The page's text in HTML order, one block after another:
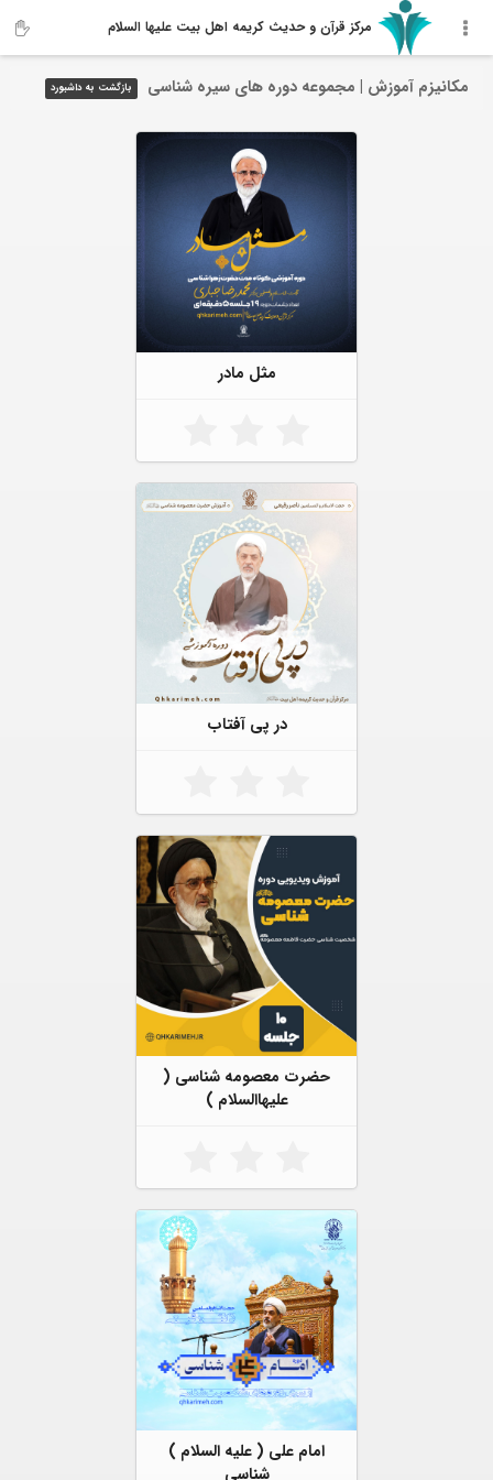
مرکز قرآن و حدیث کریمه اهل‌ بیت علیها السلام
مکانیزم آموزش | مجموعه دوره های سیره شناسی بازگشت به داشبورد
مثل مادر
در پی آفتاب
حضرت معصومه شناسی (
علیهاالسلام )
امام علی ( علیه السلام )